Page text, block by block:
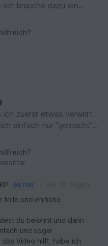
ich brauche dazu ein
nicht . Hab alles
weil ich die
nicht verstehe .
ich zuerst etwas verwirrt
einfach nur "gemacht"
plötzlich war der Knoten
auch das beigefügte
musste ich nun ca.
habe.. den hätte
gesehen, aber man
ich
ganz weiß häkeln (den
ewig liegen).
AUTOR
tolle und ehrliche
du belohnt und dann
und sogar
das Video hilft, habe ich